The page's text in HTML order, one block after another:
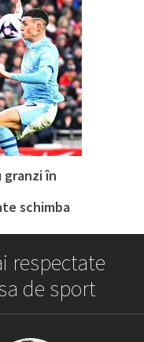
granzi în
schimba
respectate
de sport